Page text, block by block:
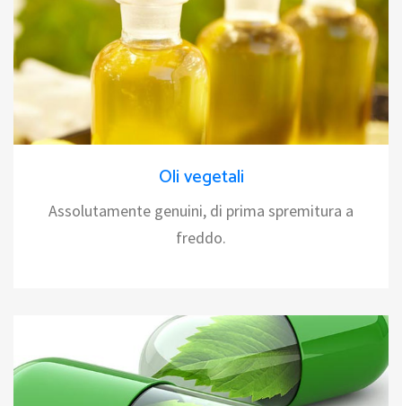
Oli vegetali
Assolutamente genuini, di prima spremitura a
freddo.